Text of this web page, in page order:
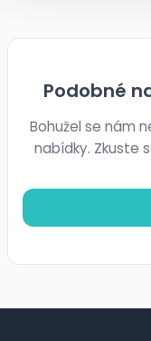
Podobné
Bohužel se nám
nabídky. Zkuste